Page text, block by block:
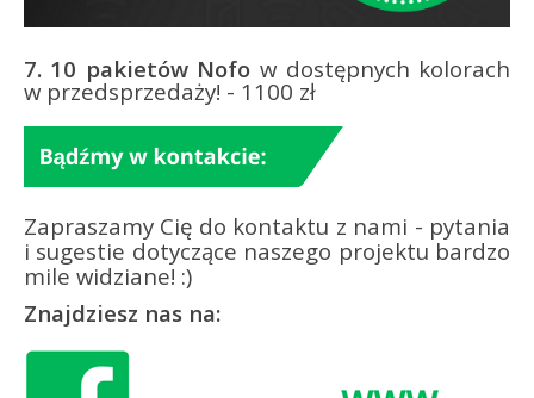
7. 10 pakietów Nofo w dostępnych kolorach
w przedsprzedaży! - 1100 zł
Zapraszamy Cię do kontaktu z nami - pytania
i sugestie dotyczące naszego projektu bardzo
mile widziane! :)
Znajdziesz nas na: